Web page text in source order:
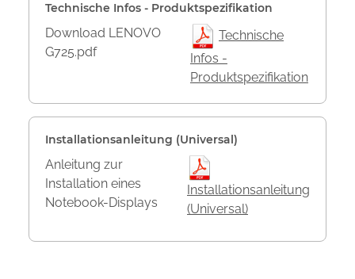
Technische Infos - Produktspezifikation
Download LENOVO
G725.pdf
Technische
Infos -
Produktspezifikation
Installationsanleitung (Universal)
Anleitung zur
Installation eines
Notebook-Displays
Installationsanleitung
(Universal)